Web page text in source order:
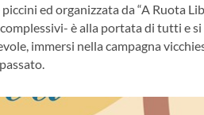
ed organizzata da “A Ruota
è alla portata di tutti e
immersi nella campagna